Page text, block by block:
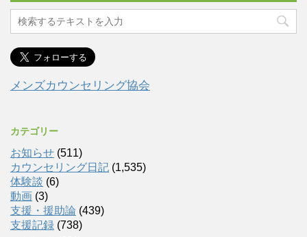
メンズカウンセリング協会
カテゴリー
お知らせ (511)
カウンセリング日記 (1,535)
体験談 (6)
動画 (3)
支援・援助論 (439)
支援記録 (738)